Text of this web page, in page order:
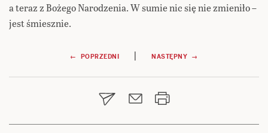
a teraz z Bożego Narodzenia. W sumie nic się nie zmieniło –
jest śmiesznie.
Nawigacja
wpisu
← POPRZEDNI | NASTĘPNY →